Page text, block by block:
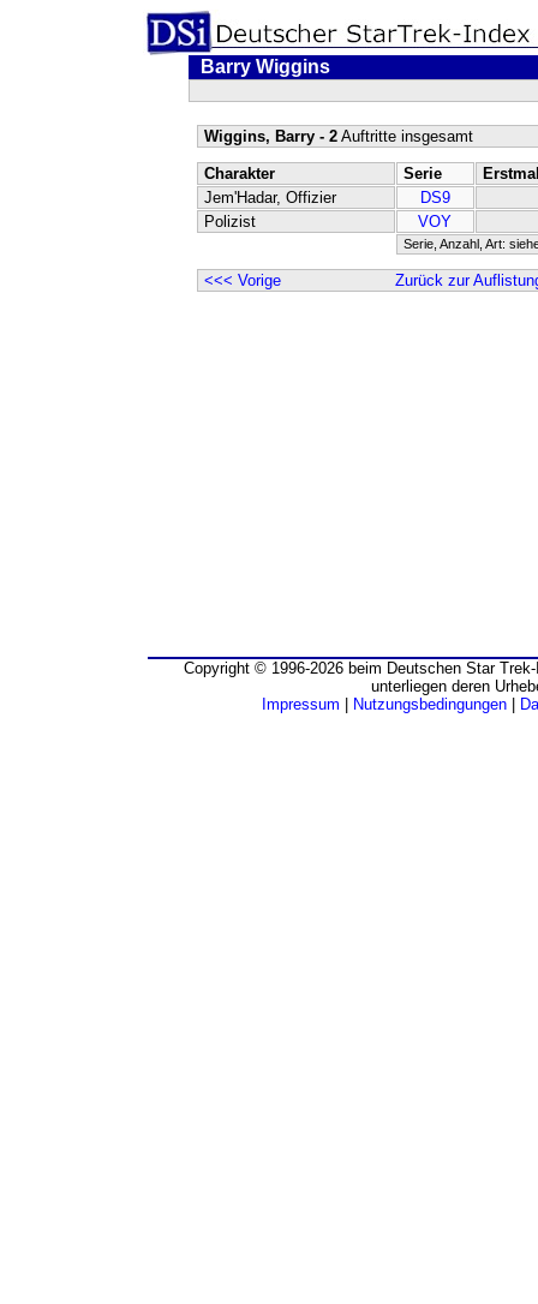
Barry Wiggins
Wiggins, Barry - 2Auftritte insgesamt
Charakter Serie
Jem'Hadar, Offizier
DS9
Polizist
VOY
Serie, Anzahl, Art:
<<< Vorige Zurück zur
Copyright © 1996-2026 beim Deutschen Star
unterliegen deren
Impressum
Nutzungsbedingungen